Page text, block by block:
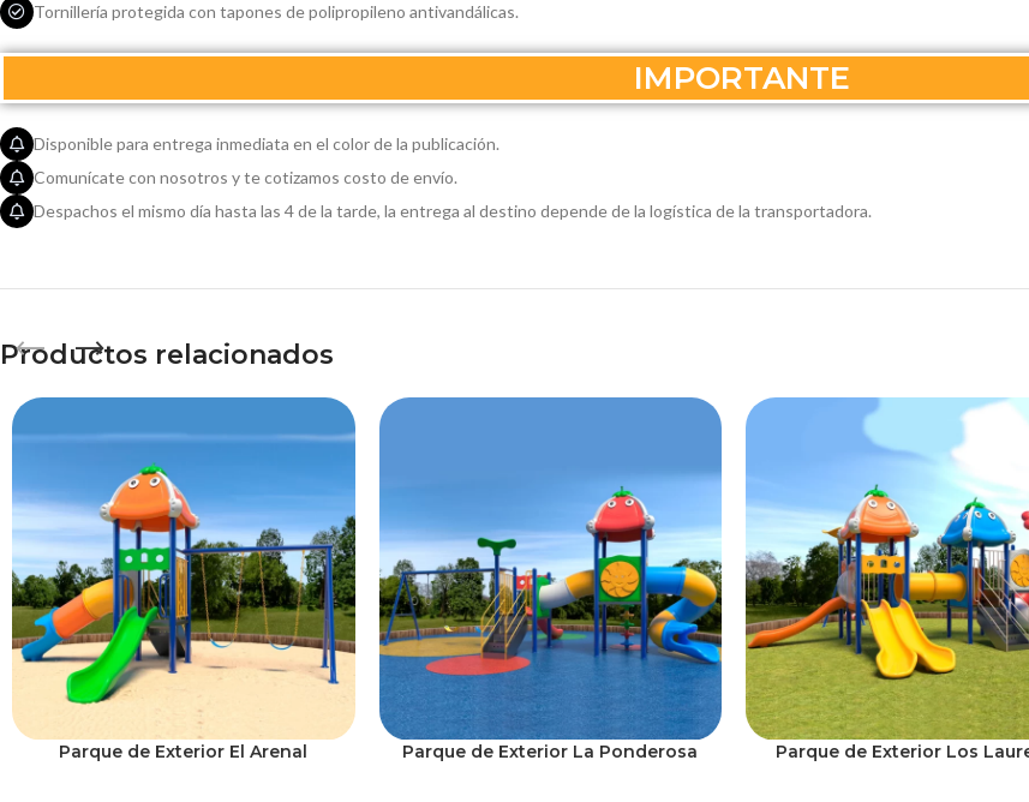
Tornillería protegida con tapones de polipropileno antivandálicas.
IMPORTANTE
Disponible para entrega inmediata en el color de la publicación.
Comunícate con nosotros y te cotizamos costo de envío.
Despachos el mismo día hasta las 4 de la tarde, la entrega al destino depende de la logística de la transportadora.
Productos relacionados
Parque de Exterior El Arenal Parque de Exterior La Ponderosa Parque de Exterior Los